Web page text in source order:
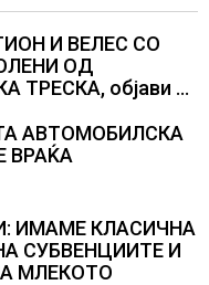
И ВЕЛЕС СО
ОД
ТРЕСКА, објави
АВТОМОБИЛСКА
ВРАЌА
ИМАМЕ КЛАСИЧНА
СУБВЕНЦИИТЕ И
МЛЕКОТО